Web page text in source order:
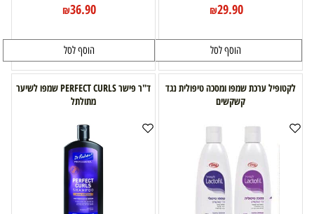
₪29.90
הוסף לסל
₪36.90
הוסף לסל
לקטופיל ערכת שמפו ומסכה טיפולית נגד
קשקשים
ד"ר פישר PERFECT CURLS שמפו לשיער
מתולתל